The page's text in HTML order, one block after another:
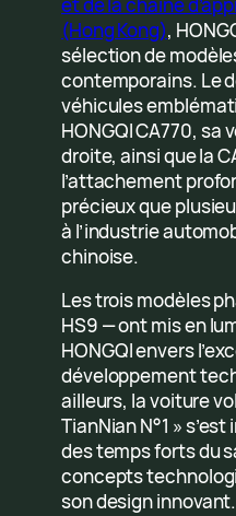
(Hong Kong),
sélection de
contemporains. Le
véhicules
HONGQI CA770, sa
droite, ainsi que la
l’attachement
précieux que
à l’industrie
chinoise.
Les trois modèles
HS9 — ont mis en
HONGQI envers
développement
ailleurs, la voiture
TianNian N°1 »
des temps forts du
concepts
son design innovant.